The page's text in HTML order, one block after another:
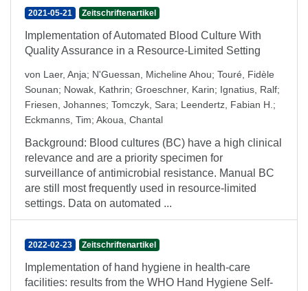
2021-05-21 Zeitschriftenartikel
Implementation of Automated Blood Culture With
Quality Assurance in a Resource-Limited Setting
von Laer, Anja; N'Guessan, Micheline Ahou; Touré, Fidèle
Sounan; Nowak, Kathrin; Groeschner, Karin; Ignatius, Ralf;
Friesen, Johannes; Tomczyk, Sara; Leendertz, Fabian H. ;
Eckmanns, Tim; Akoua, Chantal
Background: Blood cultures (BC) have a high clinical
relevance and are a priority specimen for
surveillance of antimicrobial resistance. Manual BC
are still most frequently used in resource-limited
settings. Data on automated ...
2022-02-23 Zeitschriftenartikel
Implementation of hand hygiene in health-care
facilities: results from the WHO Hand Hygiene Self-